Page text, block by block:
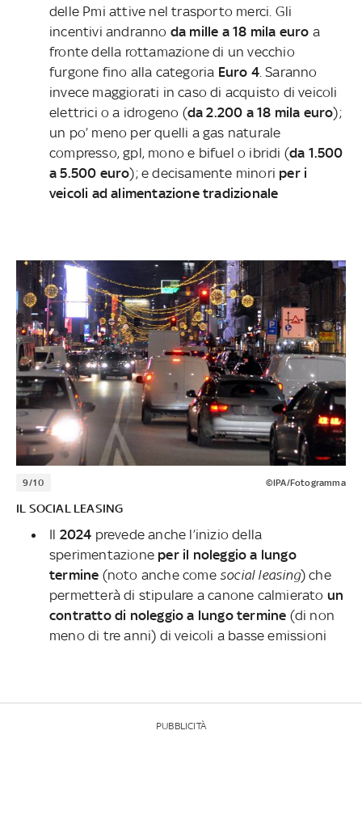
delle Pmi attive nel trasporto merci. Gli
incentivi andranno da mille a 18 mila euro a
fronte della rottamazione di un vecchio
furgone fino alla categoria Euro 4. Saranno
invece maggiorati in caso di acquisto di veicoli
elettrici o a idrogeno (da 2.200 a 18 mila euro);
un po’ meno per quelli a gas naturale
compresso, gpl, mono e bifuel o ibridi (da 1.500
a 5.500 euro); e decisamente minori per i
veicoli ad alimentazione tradizionale
9/10 ©IPA/Fotogramma
IL SOCIAL LEASING
Il 2024 prevede anche l’inizio della
sperimentazione per il noleggio a lungo
termine (noto anche come social leasing) che
permetterà di stipulare a canone calmierato un
contratto di noleggio a lungo termine (di non
meno di tre anni) di veicoli a basse emissioni
PUBBLICITÀ